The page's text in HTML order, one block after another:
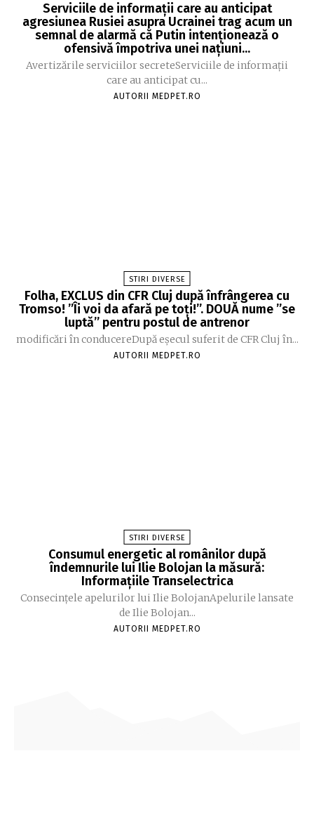
Serviciile de informații care au anticipat
agresiunea Rusiei asupra Ucrainei trag acum un
semnal de alarmă că Putin intenționează o
ofensivă împotriva unei națiuni...
Avertizările serviciilor secreteServiciile de informații
care au anticipat cu...
AUTORII MEDPET.RO
STIRI DIVERSE
Folha, EXCLUS din CFR Cluj după înfrângerea cu
Tromso! ”Îi voi da afară pe toți!”. DOUĂ nume ”se
luptă” pentru postul de antrenor
modificări în conducereDupă eșecul suferit de CFR Cluj în...
AUTORII MEDPET.RO
STIRI DIVERSE
Consumul energetic al românilor după
îndemnurile lui Ilie Bolojan la măsură:
Informațiile Transelectrica
Consecințele apelurilor lui Ilie BolojanApelurile lansate
de Ilie Bolojan...
AUTORII MEDPET.RO